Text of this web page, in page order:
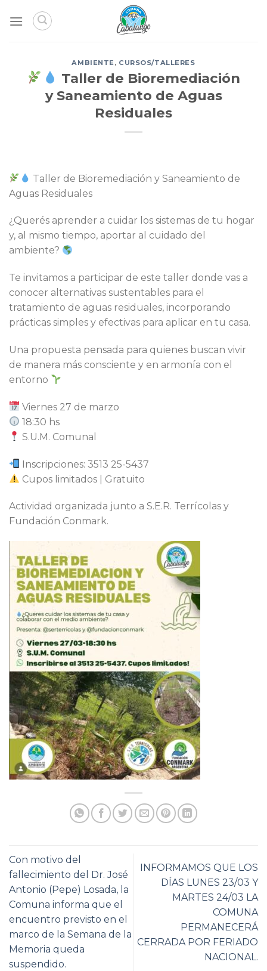
AMBIENTE , CURSOS/TALLERES
Taller de Bioremediación
y Saneamiento de Aguas
Residuales
Taller de Bioremediación y Saneamiento de
Aguas Residuales
¿Querés aprender a cuidar los sistemas de tu hogar
y, al mismo tiempo, aportar al cuidado del
ambiente?
Te invitamos a participar de este taller donde vas a
conocer alternativas sustentables para el
tratamiento de aguas residuales, incorporando
prácticas simples y efectivas para aplicar en tu casa.
Una propuesta pensada para quienes buscan vivir
de manera más consciente y en armonía con el
entorno
Viernes 27 de marzo
18:30 hs
S.U.M. Comunal
Inscripciones: 3513 25-5437
Cupos limitados | Gratuito
Actividad organizada junto a S.E.R. Terrícolas y
Fundación Conmark.
Con motivo del
fallecimiento del Dr. José
Antonio (Pepe) Losada, la
Comuna informa que el
encuentro previsto en el
marco de la Semana de la
Memoria queda
suspendido.
INFORMAMOS QUE LOS
DÍAS LUNES 23/03 Y
MARTES 24/03 LA
COMUNA
PERMANECERÁ
CERRADA POR FERIADO
NACIONAL.